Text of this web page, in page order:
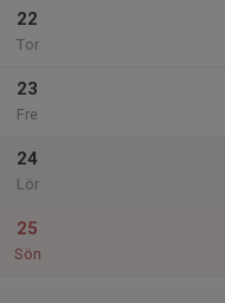
22
Tor
23
Fre
24
Lör
25
Sön